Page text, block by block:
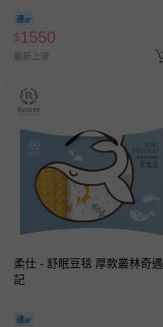
$1550
最新上架
柔仕 - 舒眠豆毯 厚款叢林奇遇
記